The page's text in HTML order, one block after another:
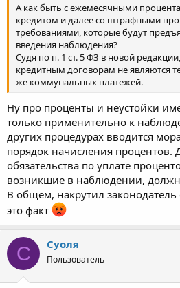
А как быть с ежемесячными
кредитом и далее со штрафными
требованиями, которые будут
введения наблюдения?
Судя по п. 1 ст. 5 ФЗ в новой
кредитным договорам не являются
же коммунальных платежей.
Ну про проценты и неустойки
только применительно к
других процедурах вводится
порядок начисления процентов.
обязательства по уплате
возникшие в наблюдении,
В общем, накрутил законодатель
это факт
С Суоля
Пользователь